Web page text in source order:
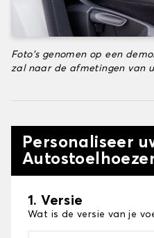
Foto's genomen op een
zal naar de afmetingen van
Personaliseer
1. Versie
Wat is de versie van je